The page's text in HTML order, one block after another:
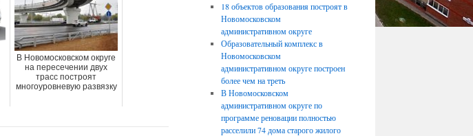
В Новомосковском округе
на пересечении двух
трасс построят
многоуровневую развязку
18 объектов образования построят в
Новомосковском
административном округе
Образовательный комплекс в
Новомосковском
административном округе построен
более чем на треть
В Новомосковском
административном округе по
программе реновации полностью
расселили 74 дома старого жилого